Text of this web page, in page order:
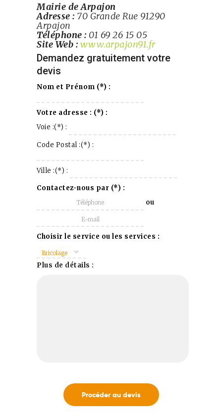
Mairie de Arpajon
Adresse : 70 Grande Rue 91290
Arpajon
Téléphone : 01 69 26 15 05
Site Web : www.arpajon91.fr
Demandez gratuitement votre
devis
Nom et Prénom (*) :
Votre adresse : (*) :
Voie :(*) :
Code Postal :(*) :
Ville :(*) :
Contactez-nous par (*) :
ou
Choisir le service ou les services :
Bricolage
Plus de détails :